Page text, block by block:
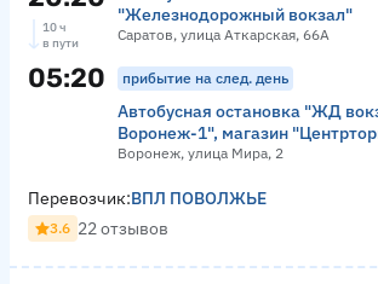
"Железнодорожный вокзал"
Саратов, улица Аткарская, 66А
10 ч
в пути
05:20 прибытие на след. день
Автобусная остановка "ЖД
Воронеж-1", магазин
Воронеж, улица Мира, 2
Перевозчик:ВПЛ ПОВОЛЖЬЕ
3.6 22 отзывов